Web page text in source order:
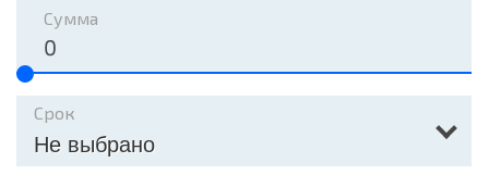
Сумма
Срок
Не выбрано